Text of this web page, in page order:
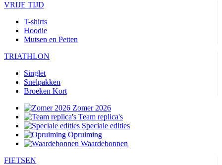
VRIJE TIJD
T-shirts
Hoodie
Mutsen en Petten
TRIATHLON
Singlet
Snelpakken
Broeken Kort
Zomer 2026
Team replica's
Speciale edities
Opruiming
Waardebonnen
FIETSEN